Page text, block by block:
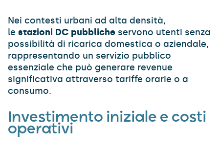
Nei contesti urbani ad alta densità,
le stazioni DC pubbliche servono utenti senza
possibilità di ricarica domestica o aziendale,
rappresentando un servizio pubblico
essenziale che può generare revenue
significativa attraverso tariffe orarie o a
consumo.
Investimento iniziale e costi
operativi